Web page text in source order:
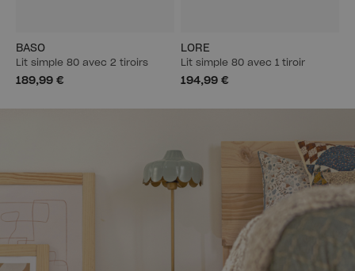
BASO
Lit simple 80 avec 2 tiroirs
189,99 €
LORE
Lit simple 80 avec 1 tiroir
194,99 €